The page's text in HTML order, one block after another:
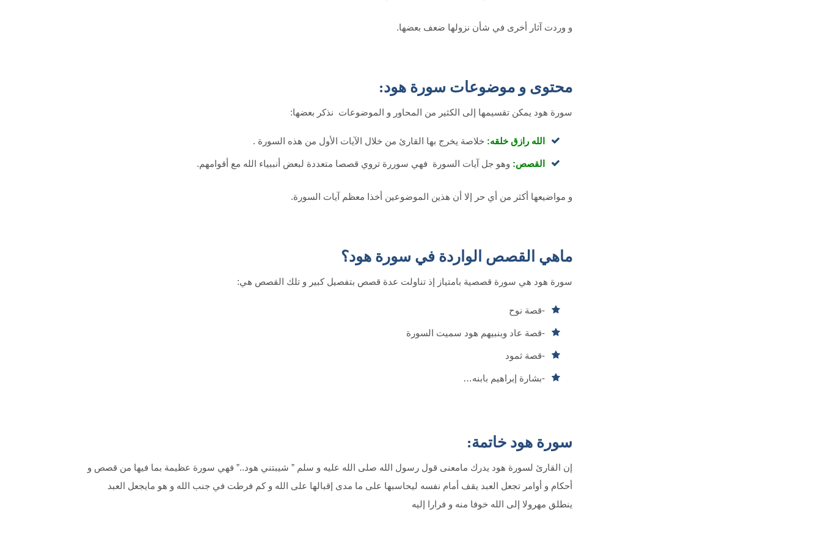
و وردت آثار أخرى في شأن نزولها ضعف بعضها.
محتوى و موضوعات سورة هود:
سورة هود يمكن تقسيمها إلى الكثير من المحاور و الموضوعات نذكر بعضها:
الله رازق خلقه: خلاصة يخرج بها القارئ من خلال الآيات الأول من هذه السورة .
القصص: وهو جل آيات السورة فهي سوررة تروي قصصا متعددة لبعض أنببياء الله مع أقوامهم.
و مواضيعها أكثر من أي حر إلا أن هذين الموضوعين أخذا معظم آيات السورة.
ماهي القصص الواردة في سورة هود؟
سورة هود هي سورة قصصية بامتياز إذ تناولت عدة قصص بتفصيل كبير و تلك القصص هي:
-قصة نوح
-قصة عاد وبنبيهم هود سميت السورة
-قصة ثمود
-بشارة إبراهيم بابنه…
سورة هود خاتمة:
إن القارئ لسورة هود يدرك مامعنى قول رسول الله صلى الله عليه و سلم ” شيبتني هود..” فهي سورة عظيمة بما فيها من قصص و
أحكام و أوامر تجعل العبد يقف أمام نفسه ليحاسبها على ما مدى إقبالها على الله و كم فرطت في جنب الله و هو مايجعل العبد
ينطلق مهرولا إلى الله خوفا منه و فرارا إليه